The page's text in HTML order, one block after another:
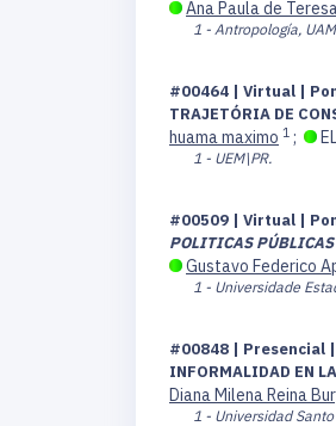
Ana Paula de
1 - Antropología,
#00464 | Virtual |
TRAJETÓRIA DE
huama maximo 1 ;
1 - UEM\PR.
#00509 | Virtual |
POLITICAS
Gustavo Federico
1 - Universidade
#00848 | Presencial
INFORMALIDAD EN
Diana Milena Reina
1 - Universidad